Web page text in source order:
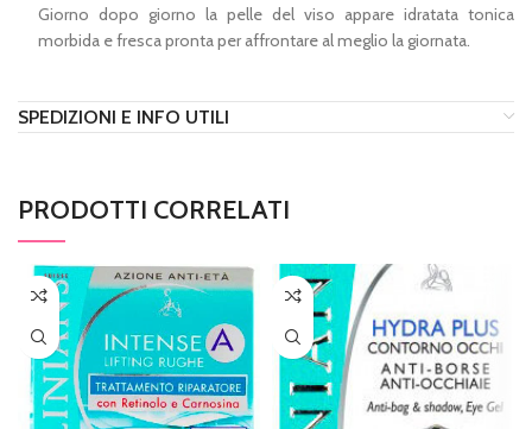
Giorno dopo giorno la pelle del viso appare idratata tonica
morbida e fresca pronta per affrontare al meglio la giornata.
SPEDIZIONI E INFO UTILI
PRODOTTI CORRELATI